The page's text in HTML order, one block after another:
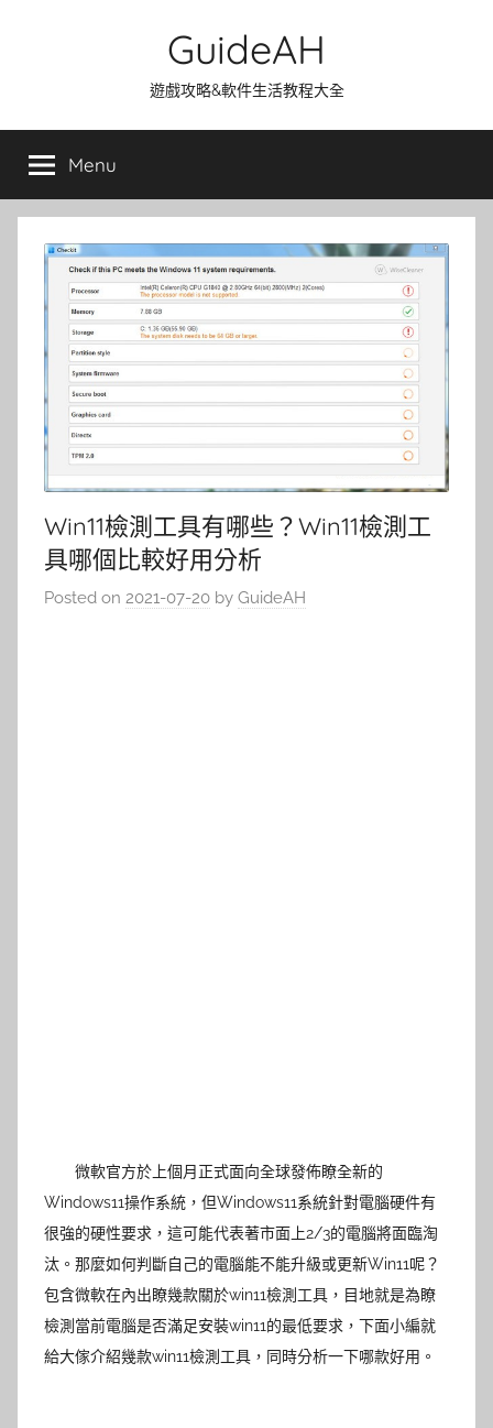
GuideAH
遊戲攻略&軟件生活教程大全
Menu
Win11檢測工具有哪些？Win11檢測工
具哪個比較好用分析
Posted on 2021-07-20 by GuideAH
微軟官方於上個月正式面向全球發佈瞭全新的
Windows11操作系統，但Windows11系統針對電腦硬件有
很強的硬性要求，這可能代表著市面上2/3的電腦將面臨淘
汰。那麼如何判斷自己的電腦能不能升級或更新Win11呢？
包含微軟在內出瞭幾款關於win11檢測工具，目地就是為瞭
檢測當前電腦是否滿足安裝win11的最低要求，下面小編就
給大傢介紹幾款win11檢測工具，同時分析一下哪款好用。